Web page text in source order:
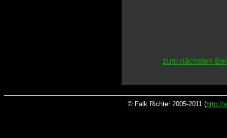
zum nächsten
© Falk Richter 2005-2011 (http://